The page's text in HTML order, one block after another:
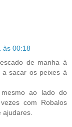
às 00:18
de manha à
sacar os peixes à
ao lado do
com Robalos